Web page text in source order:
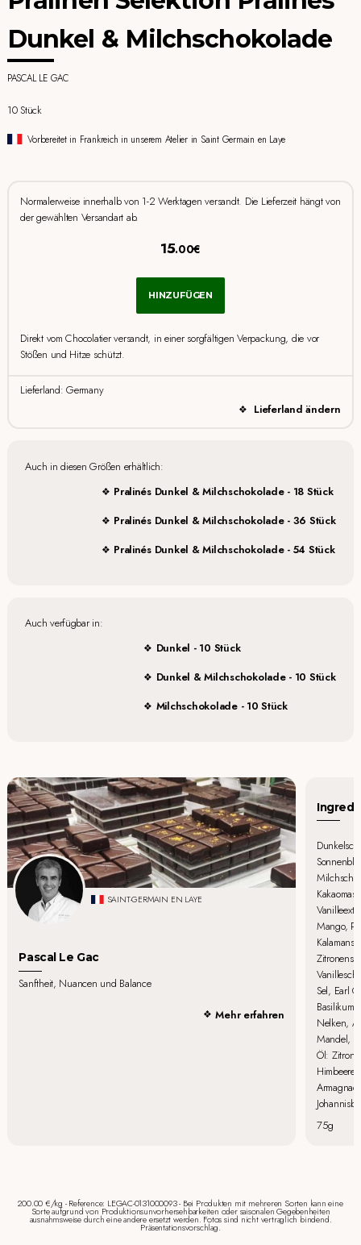
Dunkel & Milchschokolade
PASCAL LE GAC
10 Stück
Vorbereitet in Frankreich in unserem Atelier in Saint Germain en Laye
Normalerweise innerhalb von 1-2 Werktagen versandt. Die Lieferzeit hängt von
der gewählten Versandart ab.
15.00€
HINZUFÜGEN
Direkt vom Chocolatier versandt, in einer sorgfältigen Verpackung, die vor
Stößen und Hitze schützt.
Lieferland: Germany
Lieferland ändern
Auch in diesen Größen erhältlich:
Pralinés Dunkel & Milchschokolade - 18 Stück
Pralinés Dunkel & Milchschokolade - 36 Stück
Pralinés Dunkel & Milchschokolade - 54 Stück
Auch verfügbar in:
Dunkel - 10 Stück
Dunkel & Milchschokolade - 10 Stück
Milchschokolade - 10 Stück
SAINT-GERMAIN EN LAYE
Pascal Le Gac
Sanftheit, Nuancen und Balance
Mehr erfahren
Mango,
Sel, Earl
Nelken,
Mandel,
Öl:
75g
200.00 €/kg - Reference: LEGAC-0131000093 - Bei Produkten mit mehreren Sorten kann eine
Sorte aufgrund von Produktionsunvorhersehbarkeiten oder saisonalen Gegebenheiten
ausnahmsweise durch eine andere ersetzt werden. Fotos sind nicht vertraglich bindend.
Präsentationsvorschlag.